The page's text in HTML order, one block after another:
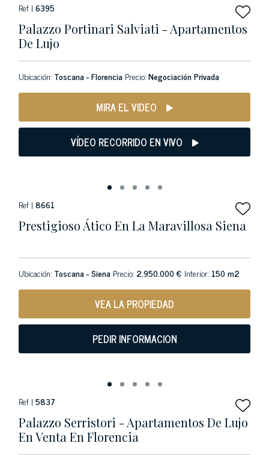
Ref | 6395
Palazzo Portinari Salviati - Apartamentos
De Lujo
Ubicación: Toscana - Florencia Precio:Negociación Privada
MIRA EL VIDEO
VÍDEO RECORRIDO EN VIVO
Ref | 8661
Prestigioso Ático En La Maravillosa Siena
Ubicación: Toscana - Siena Precio: 2.950.000 € Interior: 150 m2
VEA LA PROPIEDAD
PEDIR INFORMACION
Ref | 5837
Palazzo Serristori - Apartamentos De Lujo
En Venta En Florencia